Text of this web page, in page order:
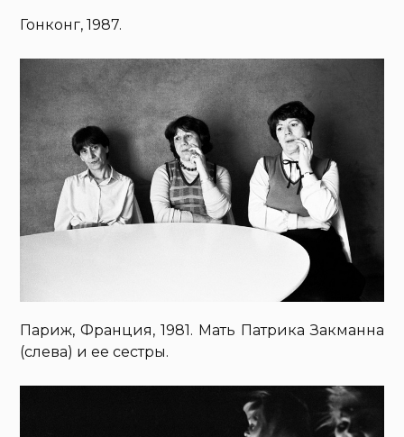
Гонконг, 1987.
Париж, Франция, 1981. Мать Патрика Закманна
(слева) и ее сестры.